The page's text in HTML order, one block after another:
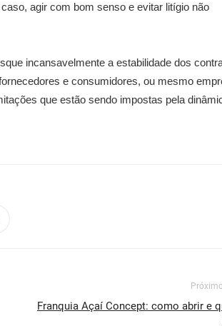
agir com bom senso e evitar litígio não
incansavelmente a estabilidade dos
e consumidores, ou mesmo
que estão sendo impostas pela
Franquia Açaí Concept: como abrir e